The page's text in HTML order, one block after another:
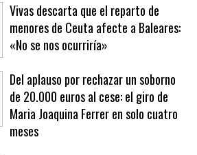
Vivas descarta que el reparto de
menores de Ceuta afecte a Baleares:
«No se nos ocurriría»
Del aplauso por rechazar un soborno
de 20.000 euros al cese: el giro de
Maria Joaquina Ferrer en solo cuatro
meses